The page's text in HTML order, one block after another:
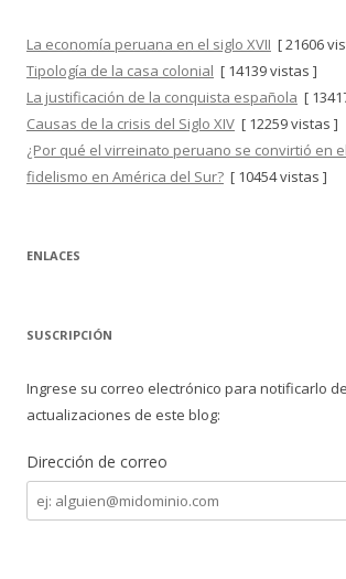
La economía peruana en el siglo XVII [ 21606
Tipología de la casa colonial [ 14139 vistas ]
La justificación de la conquista española [
Causas de la crisis del Siglo XIV [ 12259 vistas ]
¿Por qué el virreinato peruano se convirtió en
fidelismo en América del Sur? [ 10454 vistas ]
ENLACES
SUSCRIPCIÓN
Ingrese su correo electrónico para notificarlo
actualizaciones de este blog:
Dirección de correo
Dirección
de
correo